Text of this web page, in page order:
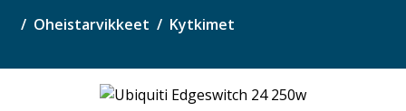
Oheistarvikkeet Kytkimet